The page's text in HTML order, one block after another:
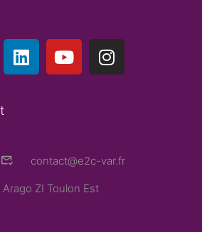
contact@e2c-var.fr
ZI Toulon Est